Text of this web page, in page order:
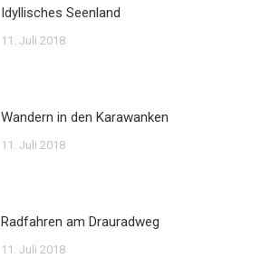
Idyllisches Seenland
11. Juli 2018
Wandern in den Karawanken
11. Juli 2018
Radfahren am Drauradweg
11. Juli 2018